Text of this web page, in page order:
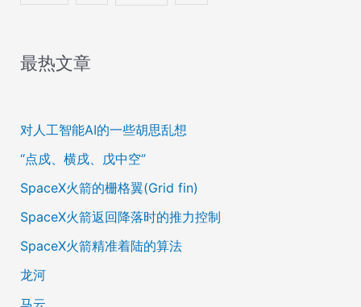
最热文章
对人工智能AI的一些胡思乱想
“点戍、横戌、戊中空”
SpaceX火箭的栅格翼(Grid fin)
SpaceX火箭返回降落时的推力控制
SpaceX火箭精准着陆的算法
龙河
马云